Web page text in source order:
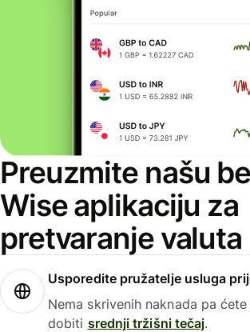
Preuzmite našu
Wise aplikaciju za
pretvaranje valuta
Usporedite pružatelje usluga
Nema skrivenih naknada pa
dobiti srednji tržišni tečaj.